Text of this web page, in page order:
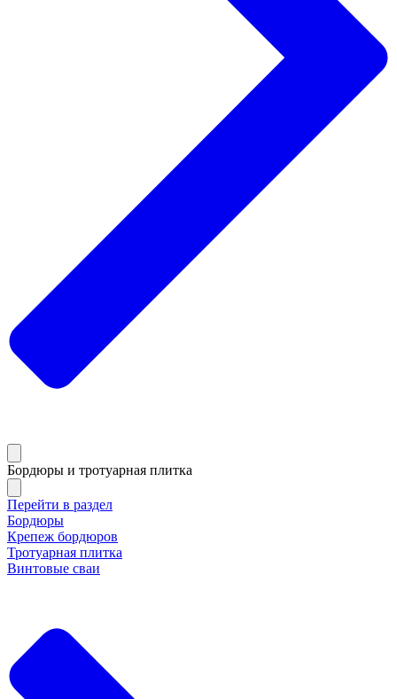
Бордюры и тротуарная плитка
Перейти в раздел
Бордюры
Крепеж бордюров
Тротуарная плитка
Винтовые сваи